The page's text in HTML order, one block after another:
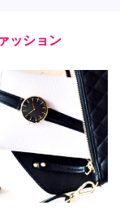
ッション